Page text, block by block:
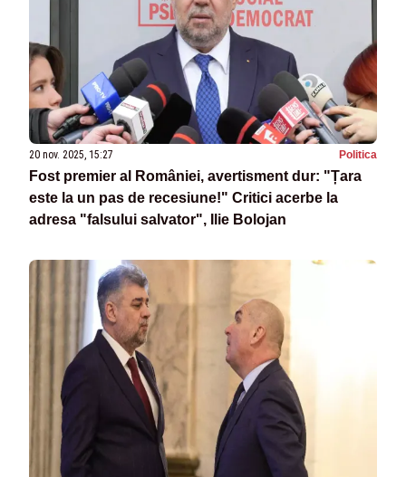
20 nov. 2025, 15:27 Politica
Fost premier al României, avertisment dur: "Țara
este la un pas de recesiune!" Critici acerbe la
adresa "falsului salvator", Ilie Bolojan